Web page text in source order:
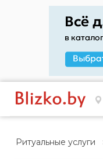
Ритуальные услуги